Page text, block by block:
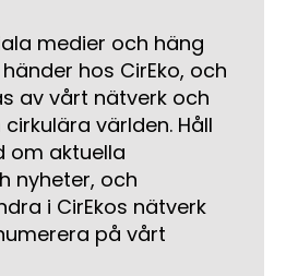
medier och häng
hos CirEko, och
av vårt nätverk och
världen. Håll
om aktuella
nyheter, och
i CirEkos nätverk
på vårt